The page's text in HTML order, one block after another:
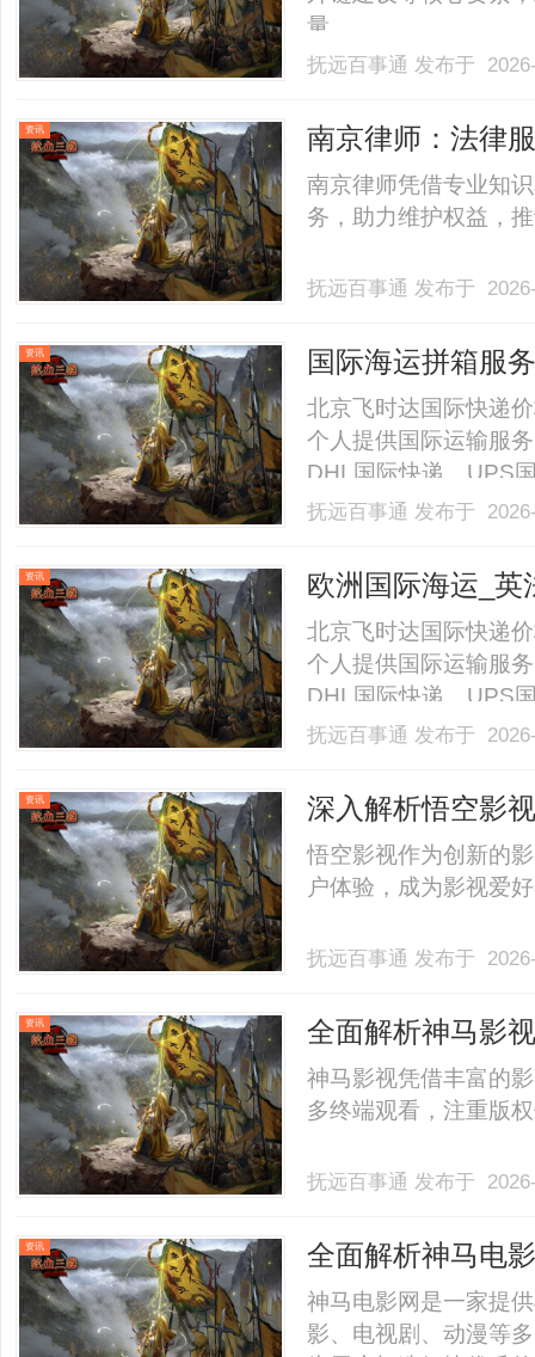
量。......
抚远百事通 发布于
资讯 南京律师：法律
南京律师凭借专业知
务，助力维护权益，
抚远百事通 发布于
资讯
国际海运拼箱服
格_上飞时达快递
北京飞时达国际快递
个人提供国际运输服
DHL国际快递、UPS
航空SAL、海运水陆
空运费用昂贵，国际
抚远百事通 发布于
资讯
欧洲国际海运_英
上飞时达快递官网
北京飞时达国际快递
个人提供国际运输服
DHL国际快递、UPS
航空SAL、海运水陆
求旺盛、物流体系完
抚远百事通 发布于
资讯 深入解析悟空影
悟空影视作为创新的
户体验，成为影视爱
抚远百事通 发布于
资讯 全面解析神马影
神马影视凭借丰富的
多终端观看，注重版
抚远百事通 发布于
资讯 全面解析神马电
神马电影网是一家提
影、电视剧、动漫等